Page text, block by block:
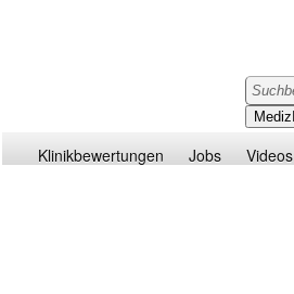
Klinikbewertungen Jobs Videos